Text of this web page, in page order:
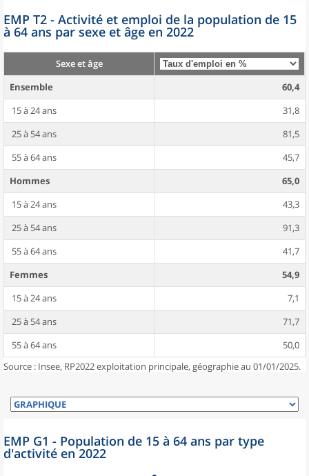
EMP T2 - Activité et emploi de la population de 15
à 64 ans par sexe et âge en 2022
Sexe et âge
Ensemble
60,4
15 à 24 ans
31,8
25 à 54 ans
81,5
55 à 64 ans
45,7
Hommes
65,0
15 à 24 ans
43,3
25 à 54 ans
91,3
55 à 64 ans
41,7
Femmes
54,9
15 à 24 ans
7,1
25 à 54 ans
71,7
55 à 64 ans
50,0
Source : Insee, RP2022 exploitation principale, géographie au 01/01/2025.
EMP G1 - Population de 15 à 64 ans par type
d'activité en 2022